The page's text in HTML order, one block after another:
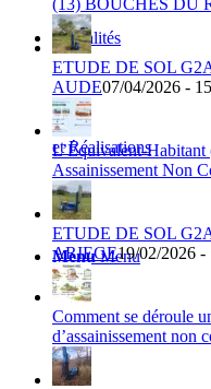
Actualités
et Réalisations
Menu Menu
(13) BOUCHES DU
ETUDE DE SOL
AUDE07/04/2026 -
L’Équivalent-Habitant
Assainissement Non
ETUDE DE SOL
ARIEGE19/02/2026 -
Comment se déroule
d’assainissement non